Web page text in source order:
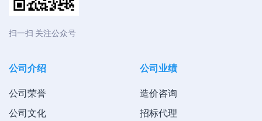
扫一扫 关注公众号
公司介绍
公司荣誉
公司文化
公司业绩
造价咨询
招标代理